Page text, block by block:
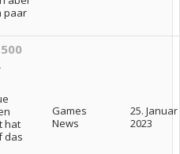
paar
hat
das
Games
News
25. Januar
2023